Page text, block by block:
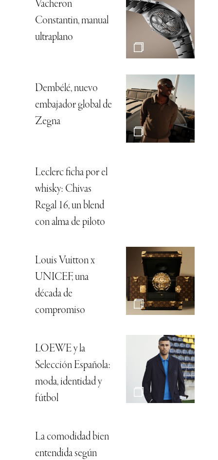
Vacheron
Constantin, manual
ultraplano
Dembélé, nuevo
embajador global de
Zegna
Leclerc ficha por el
whisky: Chivas
Regal 16, un blend
con alma de piloto
Louis Vuitton x
UNICEF, una
década de
compromiso
LOEWE y la
Selección Española:
moda, identidad y
fútbol
La comodidad bien
entendida según